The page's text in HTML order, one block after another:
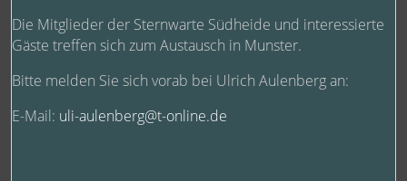
Die Mitglieder der Sternwarte Südheide und interessierte
Gäste treffen sich zum Austausch in Munster.
Bitte melden Sie sich vorab bei Ulrich Aulenberg an:
E-Mail: uli-aulenberg@t-online.de